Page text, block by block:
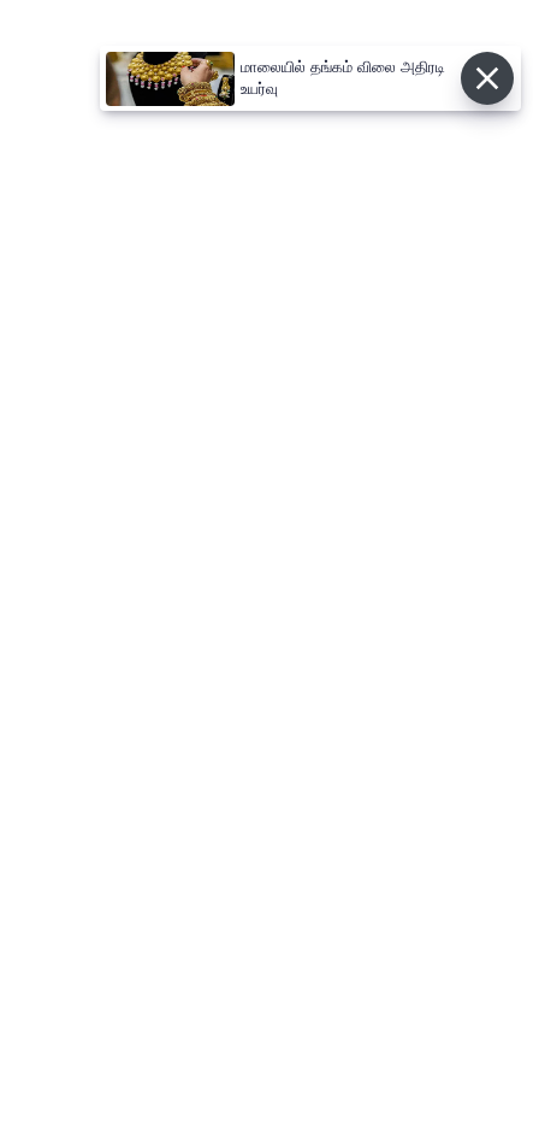
மாலையில் தங்கம் விலை அதிரடி
உயர்வு